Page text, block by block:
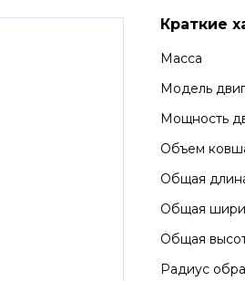
Краткие
Масса
Модель
Мощность
Объем
Общая
Общая
Общая
Радиус